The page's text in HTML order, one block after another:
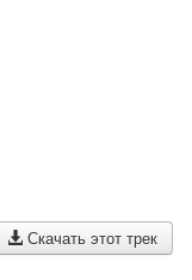
Скачать этот трек